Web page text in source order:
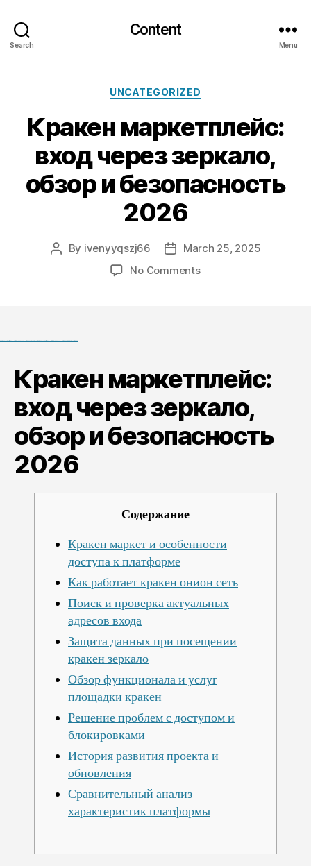
Search
Content
Menu
Categories
UNCATEGORIZED
Кракен маркетплейс:
вход через зеркало,
обзор и безопасность
2026
Post
By ivenyyqszj66
PostMarch 25, 2025
No Commentson
и
безопасность
2026
Кракен маркетплейс:
вход через зеркало,
обзор и безопасность
2026
Содержание
Кракен маркет и особенности
доступа к платформе
Как работает кракен онион сеть
Поиск и проверка актуальных
адресов входа
Защита данных при посещении
кракен зеркало
Обзор функционала и услуг
площадки кракен
Решение проблем с доступом и
блокировками
История развития проекта и
обновления
Сравнительный анализ
характеристик платформы